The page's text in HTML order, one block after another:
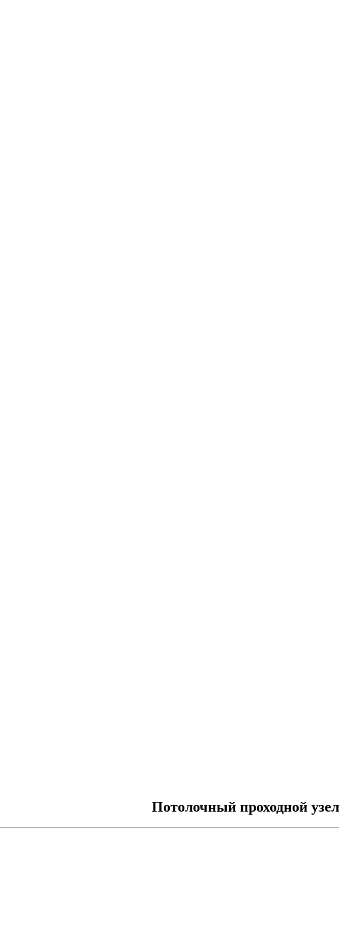
Потолочный проходной узел